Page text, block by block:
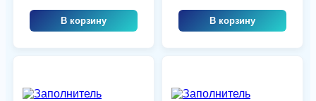
В корзину В корзину